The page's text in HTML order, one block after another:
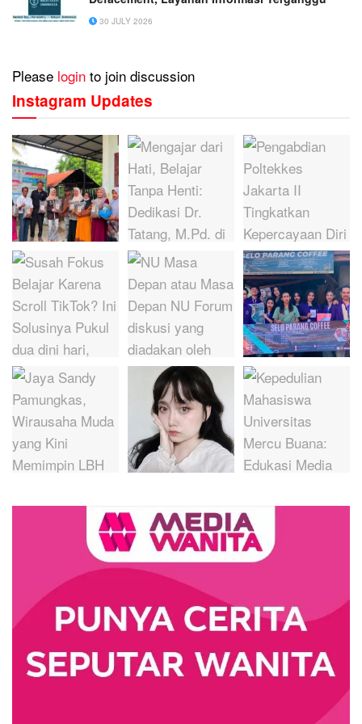
30 JULY 2026
Please login to join discussion
Instagram Updates